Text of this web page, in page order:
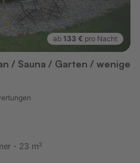
ab 133 € pro Nacht
/ Sauna / Garten / wenige
23 m²